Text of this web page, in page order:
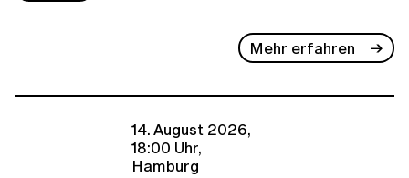
Mehr erfahren
14. August 2026,
18:00 Uhr,
Hamburg